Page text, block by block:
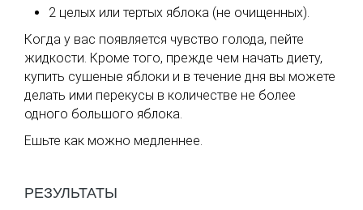
2 целых или тертых яблока (не очищенных).
Когда у вас появляется чувство голода, пейте
жидкости. Кроме того, прежде чем начать диету,
купить сушеные яблоки и в течение дня вы можете
делать ими перекусы в количестве не более
одного большого яблока.
Ешьте как можно медленнее.
РЕЗУЛЬТАТЫ